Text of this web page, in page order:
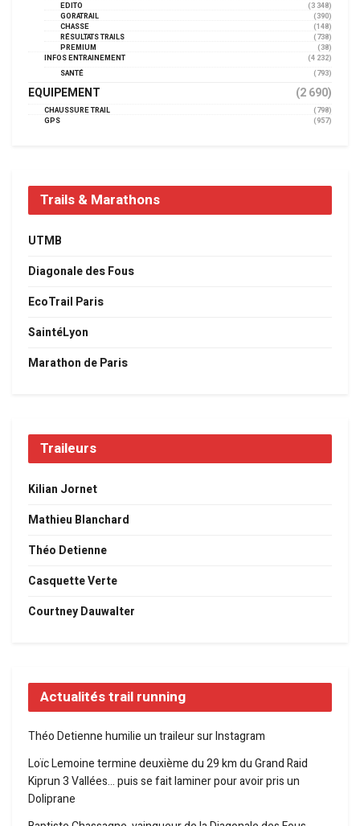
EDITO
(3 348)
GORATRAIL
(390)
CHASSE
(148)
RÉSULTATS TRAILS
(738)
PREMIUM
(38)
INFOS ENTRAINEMENT
(4 232)
SANTÉ
(793)
EQUIPEMENT (2 690)
CHAUSSURE TRAIL
(798)
GPS
(957)
Trails & Marathons
UTMB
Diagonale des Fous
EcoTrail Paris
SaintéLyon
Marathon de Paris
Traileurs
Kilian Jornet
Mathieu Blanchard
Théo Detienne
Casquette Verte
Courtney Dauwalter
Actualités trail running
Théo Detienne humilie un traileur sur Instagram
Loïc Lemoine termine deuxième du 29 km du Grand Raid
Kiprun 3 Vallées… puis se fait laminer pour avoir pris un
Doliprane